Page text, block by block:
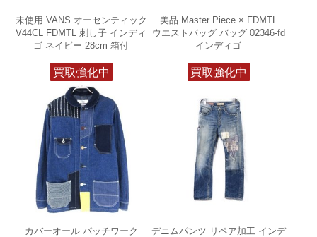
未使用 VANS オーセンティック
V44CL FDMTL 刺し子 インディ
ゴ ネイビー 28cm 箱付
買取強化中
美品 Master Piece × FDMTL
ウエストバッグ バッグ 02346-fd
インディゴ
買取強化中
カバーオール パッチワーク
デニムパンツ リペア加工 インデ